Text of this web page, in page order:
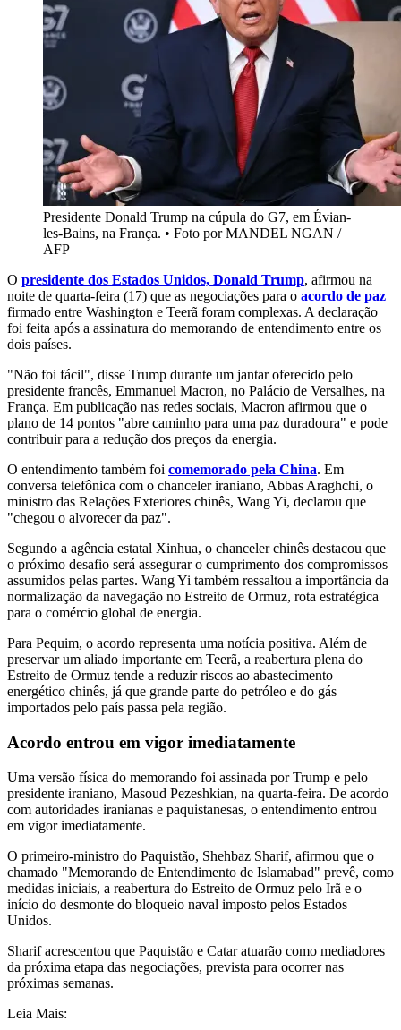
Presidente Donald Trump na cúpula do G7, em Évian-
les-Bains, na França. • Foto por MANDEL NGAN /
AFP
O presidente dos Estados Unidos, Donald Trump, afirmou na
noite de quarta-feira (17) que as negociações para o acordo de paz
firmado entre Washington e Teerã foram complexas. A declaração
foi feita após a assinatura do memorando de entendimento entre os
dois países.
"Não foi fácil", disse Trump durante um jantar oferecido pelo
presidente francês, Emmanuel Macron, no Palácio de Versalhes, na
França. Em publicação nas redes sociais, Macron afirmou que o
plano de 14 pontos "abre caminho para uma paz duradoura" e pode
contribuir para a redução dos preços da energia.
O entendimento também foi comemorado pela China. Em
conversa telefônica com o chanceler iraniano, Abbas Araghchi, o
ministro das Relações Exteriores chinês, Wang Yi, declarou que
"chegou o alvorecer da paz".
Segundo a agência estatal Xinhua, o chanceler chinês destacou que
o próximo desafio será assegurar o cumprimento dos compromissos
assumidos pelas partes. Wang Yi também ressaltou a importância da
normalização da navegação no Estreito de Ormuz, rota estratégica
para o comércio global de energia.
Para Pequim, o acordo representa uma notícia positiva. Além de
preservar um aliado importante em Teerã, a reabertura plena do
Estreito de Ormuz tende a reduzir riscos ao abastecimento
energético chinês, já que grande parte do petróleo e do gás
importados pelo país passa pela região.
Acordo entrou em vigor imediatamente
Uma versão física do memorando foi assinada por Trump e pelo
presidente iraniano, Masoud Pezeshkian, na quarta-feira. De acordo
com autoridades iranianas e paquistanesas, o entendimento entrou
em vigor imediatamente.
O primeiro-ministro do Paquistão, Shehbaz Sharif, afirmou que o
chamado "Memorando de Entendimento de Islamabad" prevê, como
medidas iniciais, a reabertura do Estreito de Ormuz pelo Irã e o
início do desmonte do bloqueio naval imposto pelos Estados
Unidos.
Sharif acrescentou que Paquistão e Catar atuarão como mediadores
da próxima etapa das negociações, prevista para ocorrer nas
próximas semanas.
Leia Mais: